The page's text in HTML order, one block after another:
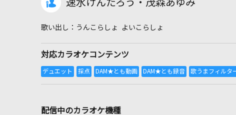
速水けんたろう・茂森あゆみ
うんこらしょ よいこらしょ
対応カラオケコンテンツ
配信中のカラオケ機種